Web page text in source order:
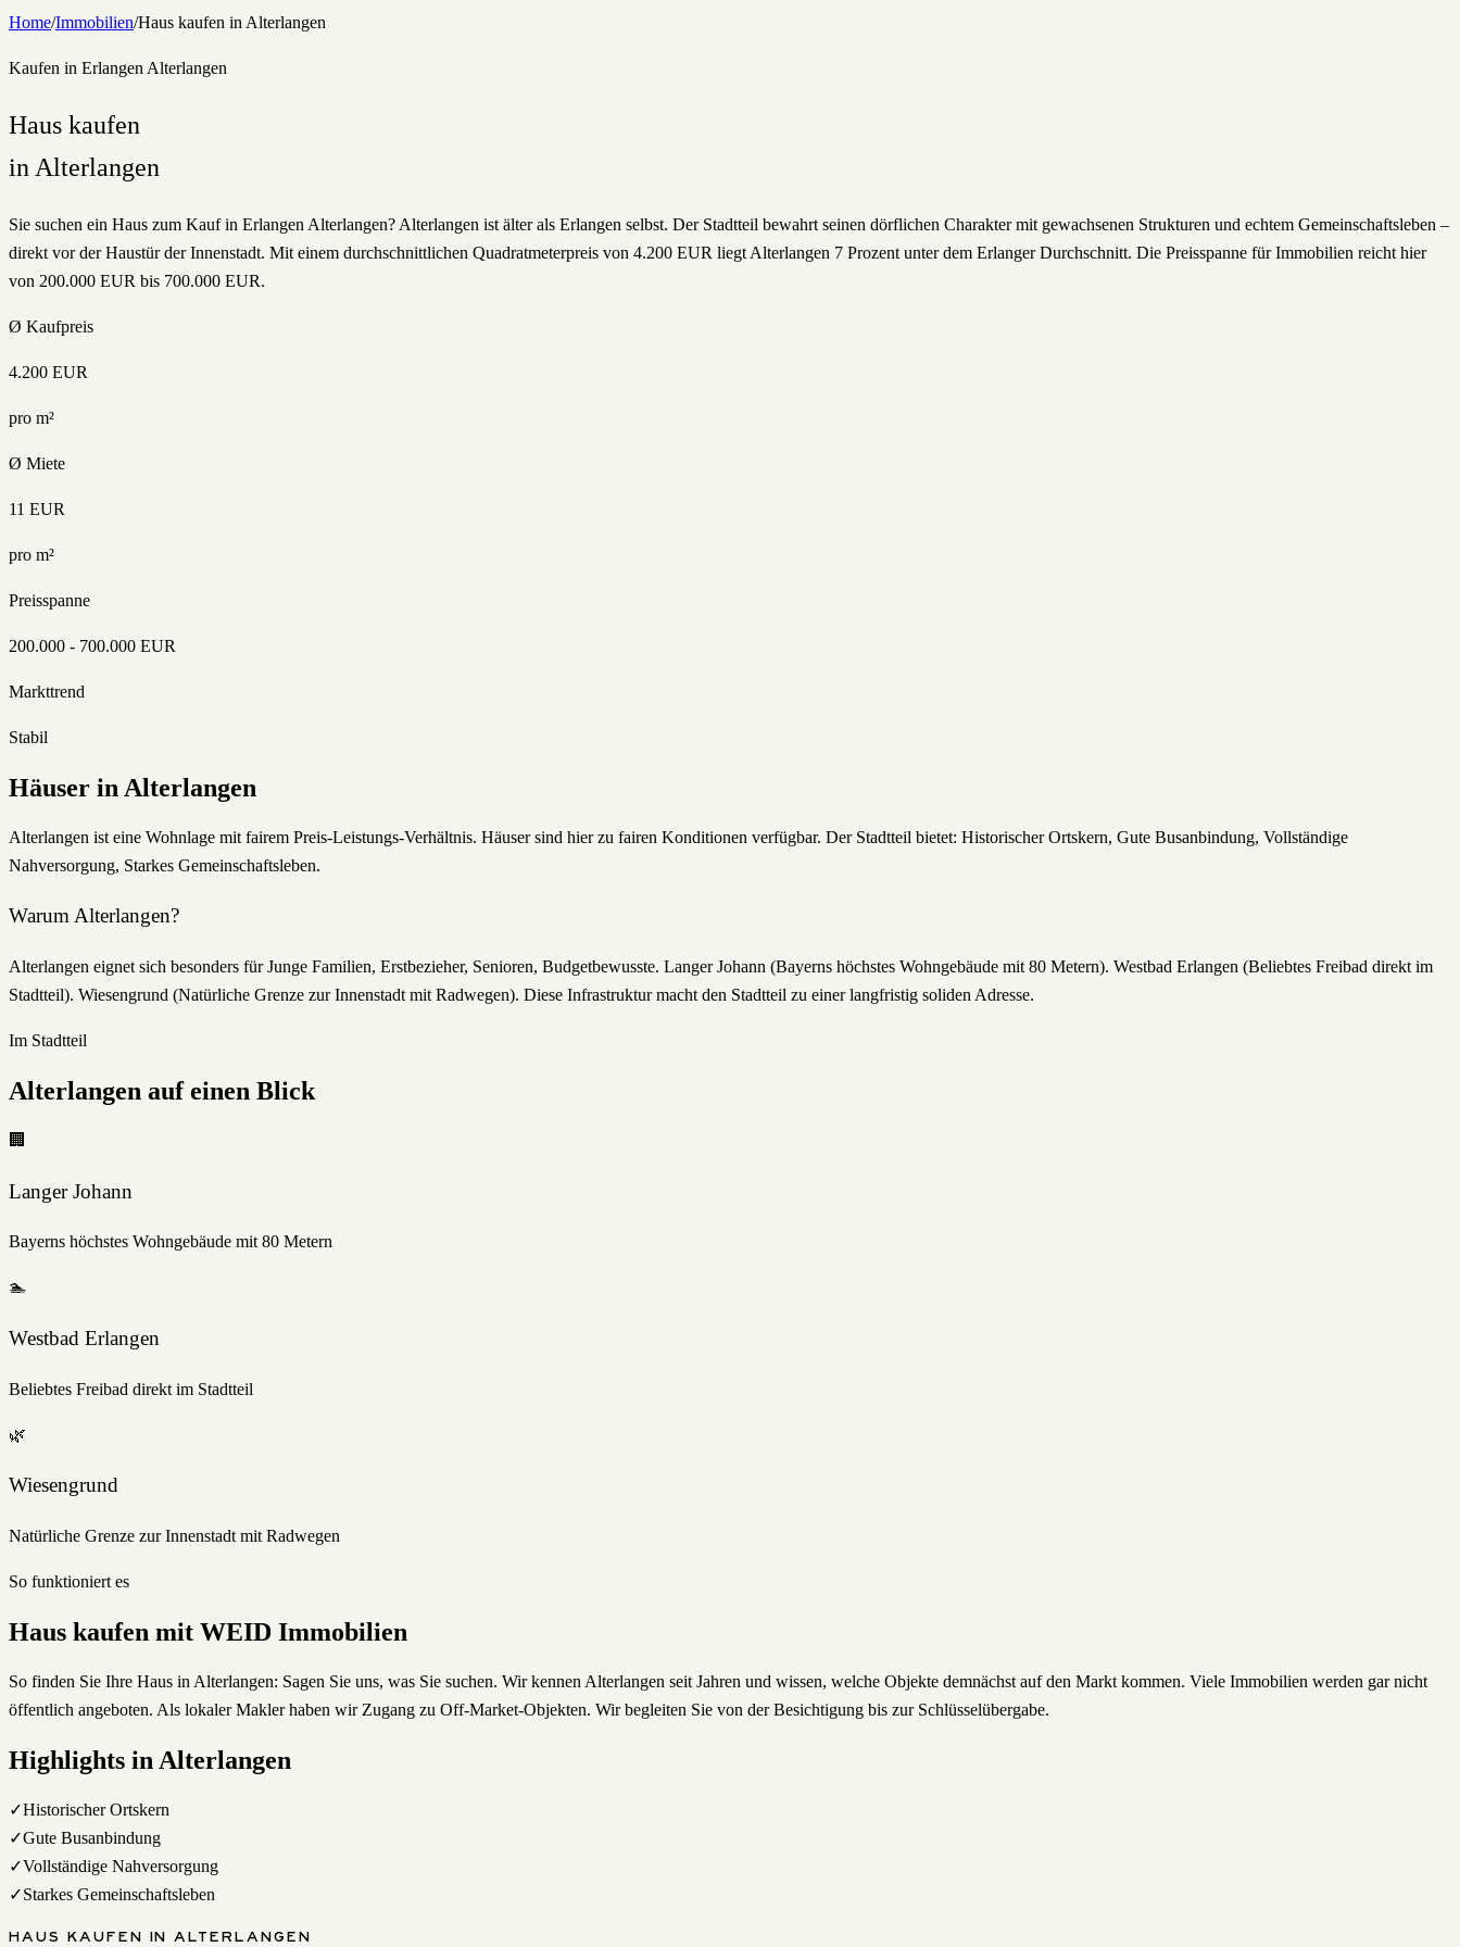
Home/Immobilien/Haus kaufen in Alterlangen
Kaufen in Erlangen Alterlangen
Haus kaufen
in Alterlangen
Sie suchen ein Haus zum Kauf in Erlangen Alterlangen? Alterlangen ist älter als Erlangen selbst. Der Stadtteil bewahrt seinen dörflichen Charakter mit gewachsenen Strukturen und echtem Gemeinschaftsleben –
direkt vor der Haustür der Innenstadt. Mit einem durchschnittlichen Quadratmeterpreis von 4.200 EUR liegt Alterlangen 7 Prozent unter dem Erlanger Durchschnitt. Die Preisspanne für Immobilien reicht hier
von 200.000 EUR bis 700.000 EUR.
Ø Kaufpreis
4.200 EUR
pro m²
Ø Miete
11 EUR
pro m²
Preisspanne
200.000 - 700.000 EUR
Markttrend
Stabil
Häuser in Alterlangen
Alterlangen ist eine Wohnlage mit fairem Preis-Leistungs-Verhältnis. Häuser sind hier zu fairen Konditionen verfügbar. Der Stadtteil bietet: Historischer Ortskern, Gute Busanbindung, Vollständige
Nahversorgung, Starkes Gemeinschaftsleben.
WarumAlterlangen?
Alterlangen eignet sich besonders für Junge Familien, Erstbezieher, Senioren, Budgetbewusste. Langer Johann (Bayerns höchstes Wohngebäude mit 80 Metern). Westbad Erlangen (Beliebtes Freibad direkt im
Stadtteil). Wiesengrund (Natürliche Grenze zur Innenstadt mit Radwegen). Diese Infrastruktur macht den Stadtteil zu einer langfristig soliden Adresse.
Im Stadtteil
Alterlangen auf einen Blick
🏢
Langer Johann
Bayerns höchstes Wohngebäude mit 80 Metern
🏊
Westbad Erlangen
Beliebtes Freibad direkt im Stadtteil
🌿
Wiesengrund
Natürliche Grenze zur Innenstadt mit Radwegen
So funktioniert es
Haus kaufen mit WEID Immobilien
So finden Sie Ihre Haus in Alterlangen: Sagen Sie uns, was Sie suchen. Wir kennen Alterlangen seit Jahren und wissen, welche Objekte demnächst auf den Markt kommen. Viele Immobilien werden gar nicht
öffentlich angeboten. Als lokaler Makler haben wir Zugang zu Off-Market-Objekten. Wir begleiten Sie von der Besichtigung bis zur Schlüsselübergabe.
Highlights in Alterlangen
✓Historischer Ortskern
✓Gute Busanbindung
✓Vollständige Nahversorgung
✓Starkes Gemeinschaftsleben
HAUS KAUFEN IN ALTERLANGEN